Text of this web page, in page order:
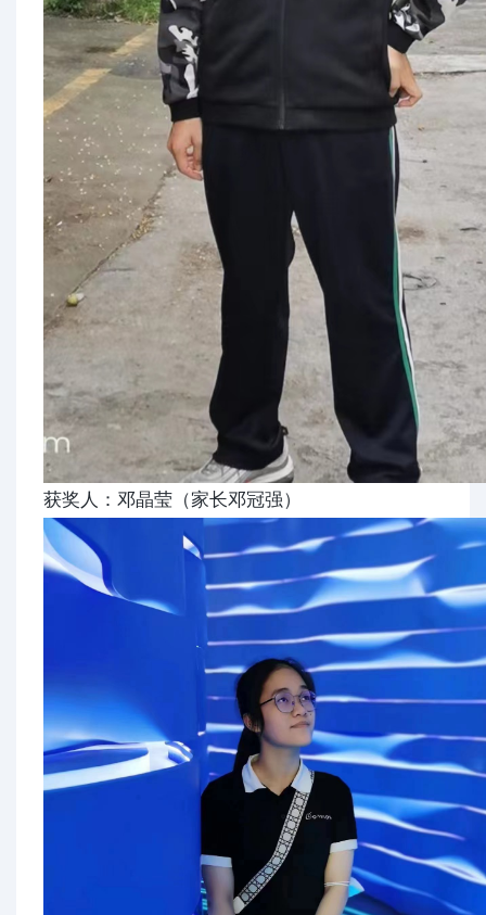
获奖人：邓晶莹（家长邓冠强）